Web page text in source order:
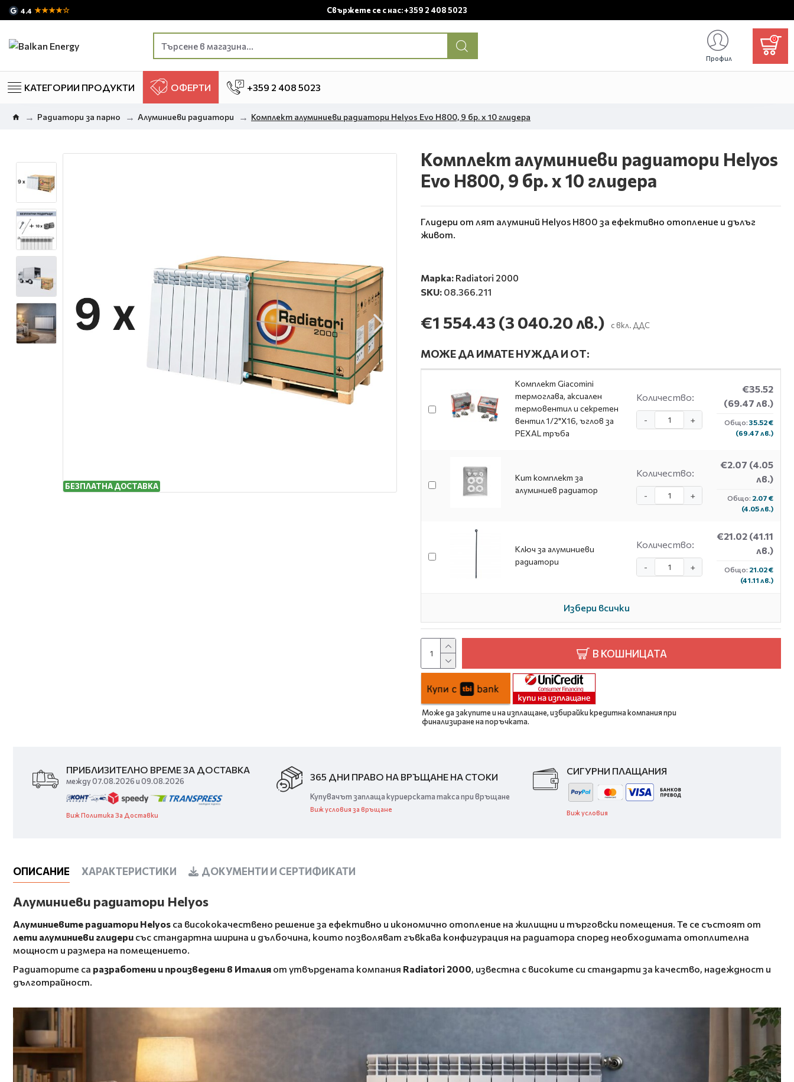
4.4 ★★★★☆ Свържете се с нас: +359 2 408 5023
Профил
0
КАТЕГОРИИ ПРОДУКТИ ОФЕРТИ +359 2 408 5023
Радиатори за парно Алуминиеви радиатори Комплект алуминиеви радиатори Helyos Evo H800, 9 бр. x 10 глидера
БЕЗПЛАТНА ДОСТАВКА
Комплект алуминиеви радиатори Helyos
Evo H800, 9 бр. x 10 глидера
Глидери от лят алуминий Helyos H800 за ефективно отопление и дълъг
живот.
Марка: Radiatori 2000
SKU: 08.366.211
€1 554.43 (3 040.20 лв.) с вкл. ДДС
МОЖЕ ДА ИМАТЕ НУЖДА И ОТ:
Комплект Giacomini
термоглава, аксиален
термовентил и секретен
вентил 1/2"X16, ъглов за
PEXAL тръба
Количество:
- +
€35.52
(69.47 лв.)
Общо: 35.52 €
(69.47 лв.)
Кит комплект за
алуминиев радиатор
Количество:
- +
€2.07 (4.05
лв.)
Общо: 2.07 €
(4.05 лв.)
Ключ за алуминиеви
радиатори
Количество:
- +
€21.02 (41.11
лв.)
Общо: 21.02 €
(41.11 лв.)
Избери всички
В КОШНИЦАТА
Може да закупите и на изплащане, избирайки кредитна компания при
финализиране на поръчката.
ПРИБЛИЗИТЕЛНО ВРЕМЕ ЗА ДОСТАВКА
между 07.08.2026 и 09.08.2026
Виж Политика За Доставки
365 ДНИ ПРАВО НА ВРЪЩАНЕ НА СТОКИ
Купувачът заплаща куриерската такса при връщане
Виж условия за връщане
СИГУРНИ ПЛАЩАНИЯ
Виж условия
ОПИСАНИЕ ХАРАКТЕРИСТИКИ ДОКУМЕНТИ И СЕРТИФИКАТИ
Алуминиеви радиатори Helyos
Алуминиевите радиатори Helyos са висококачествено решение за ефективно и икономично отопление на жилищни и търговски помещения. Те се състоят от
лети алуминиеви глидери със стандартна ширина и дълбочина, които позволяват гъвкава конфигурация на радиатора според необходимата отоплителна
мощност и размера на помещението.
Радиаторите са разработени и произведени в Италия от утвърдената компания Radiatori 2000, известна с високите си стандарти за качество, надеждност и
дълготрайност.